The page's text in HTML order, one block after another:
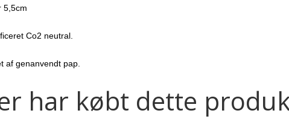
5,5cm
Co2 neutral.
af genanvendt pap.
har købt dette